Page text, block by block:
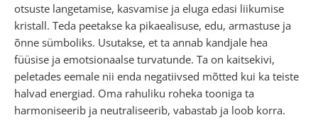
otsuste langetamise, kasvamise ja eluga edasi liikumise
kristall. Teda peetakse ka pikaealisuse, edu, armastuse ja
õnne sümboliks. Usutakse, et ta annab kandjale hea
füüsise ja emotsionaalse turvatunde. Ta on kaitsekivi,
peletades eemale nii enda negatiivsed mõtted kui ka teiste
halvad energiad. Oma rahuliku roheka tooniga ta
harmoniseerib ja neutraliseerib, vabastab ja loob korra.